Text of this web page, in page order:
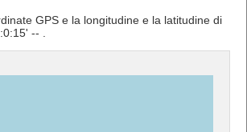
GPS e la longitudine e la latitudine di
-- .